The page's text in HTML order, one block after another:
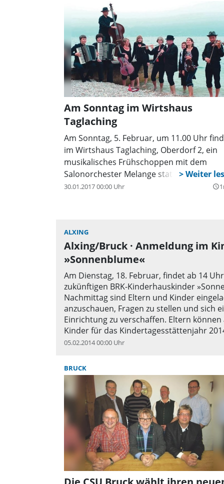
Am Sonntag im Wirtshaus
Taglaching
Am Sonntag, 5. Februar, um 11.00 Uhr
im Wirtshaus Taglaching, Oberdorf 2, ein
musikalisches Frühschoppen mit dem
Salonorchester Melange statt.
30.01.2017 00:00 Uhr query_builder
ALXING
Alxing/Bruck · Anmeldung im
»Sonnenblume«
Am Dienstag, 18. Februar, findet ab 14
zukünftigen BRK-Kinderhauskinder
Nachmittag sind Eltern und Kinder
anzuschauen, Fragen zu stellen und sich
Einrichtung zu verschaffen. Eltern
Kinder für das Kindertagesstättenjahr
05.02.2014 00:00 Uhr
BRUCK